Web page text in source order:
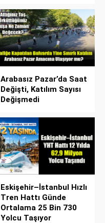
Arabasız Pazar’da Saat
Değişti, Katılım Sayısı
Değişmedi
Eskişehir–İstanbul Hızlı
Tren Hattı Günde
Ortalama 25 Bin 730
Yolcu Taşıyor